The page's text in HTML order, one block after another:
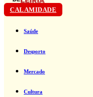
CALAMIDADE
Saúde
Desporto
Mercado
Cultura